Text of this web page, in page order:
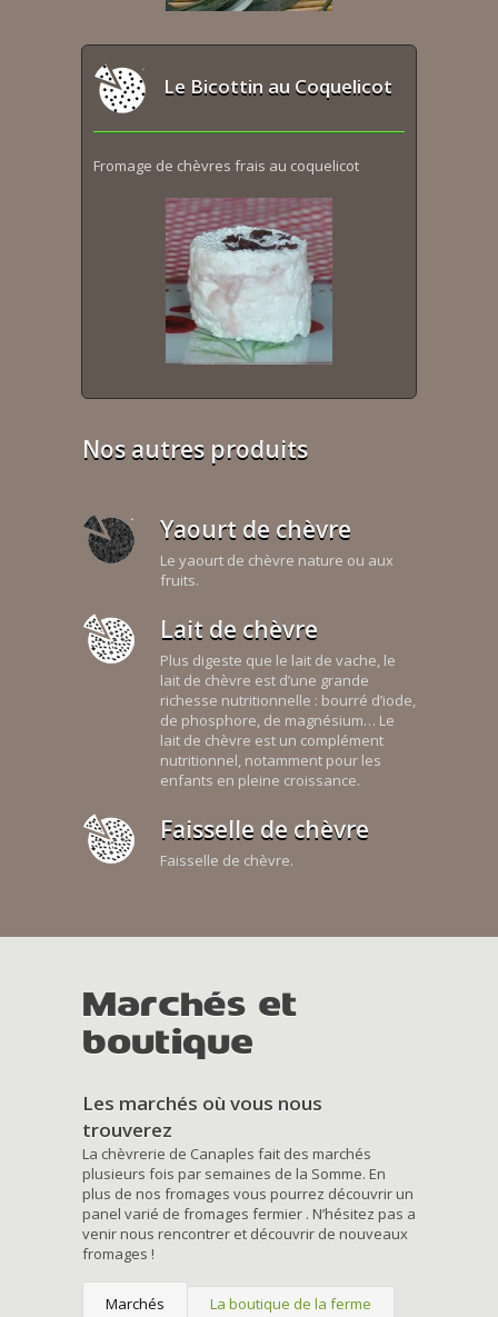
Le Bicottin au Coquelicot
Fromage de chèvres frais au coquelicot
Nos autres produits
Yaourt de chèvre
Le yaourt de chèvre nature ou aux
fruits.
Lait de chèvre
Plus digeste que le lait de vache, le
lait de chèvre est d’une grande
richesse nutritionnelle : bourré d’iode,
de phosphore, de magnésium… Le
lait de chèvre est un complément
nutritionnel, notamment pour les
enfants en pleine croissance.
Faisselle de chèvre
Faisselle de chèvre.
Marchés et
boutique
Les marchés où vous nous
trouverez
La chèvrerie de Canaples fait des marchés
plusieurs fois par semaines de la Somme. En
plus de nos fromages vous pourrez découvrir un
panel varié de fromages fermier . N’hésitez pas a
venir nous rencontrer et découvrir de nouveaux
fromages !
Marchés La boutique de la ferme